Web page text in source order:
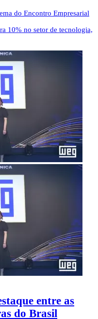
do Encontro Empresarial
10% no setor de tecnologia,
entre as
do Brasil